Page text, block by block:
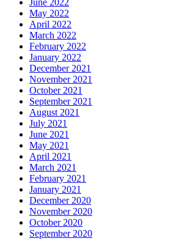
May 2022
April 2022
March 2022
February 2022
January 2022
December 2021
November 2021
October 2021
September 2021
August 2021
July 2021
June 2021
May 2021
April 2021
March 2021
February 2021
January 2021
December 2020
November 2020
October 2020
September 2020